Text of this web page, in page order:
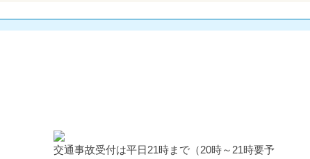
交通事故受付は平日21時まで（20時～21時要予